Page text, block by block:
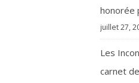
honorée
juillet 27,
Les
carnet